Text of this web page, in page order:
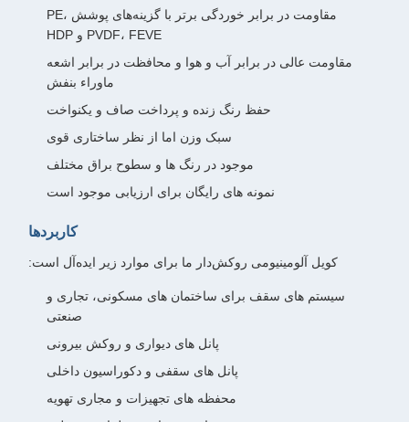
مقاومت در برابر خوردگی برتر با گزینه‌های پوشش PE،
PVDF، FEVE و HDP
مقاومت عالی در برابر آب و هوا و محافظت در برابر اشعه
ماوراء بنفش
حفظ رنگ زنده و پرداخت صاف و یکنواخت
سبک وزن اما از نظر ساختاری قوی
موجود در رنگ ها و سطوح براق مختلف
نمونه های رایگان برای ارزیابی موجود است
کاربردها
کویل آلومینیومی روکش‌دار ما برای موارد زیر ایده‌آل است:
سیستم های سقف برای ساختمان های مسکونی، تجاری و
صنعتی
پانل های دیواری و روکش بیرونی
پانل های سقفی و دکوراسیون داخلی
محفظه های تجهیزات و مجاری تهویه